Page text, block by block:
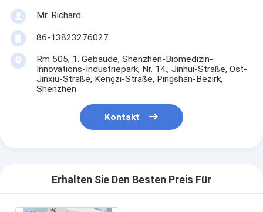
Mr. Richard
86-13823276027
Rm 505, 1. Gebäude, Shenzhen-Biomedizin-
Innovations-Industriepark, Nr. 14., Jinhui-Straße, Ost-
Jinxiu-Straße, Kengzi-Straße, Pingshan-Bezirk,
Shenzhen
Kontakt
Erhalten Sie Den Besten Preis Für